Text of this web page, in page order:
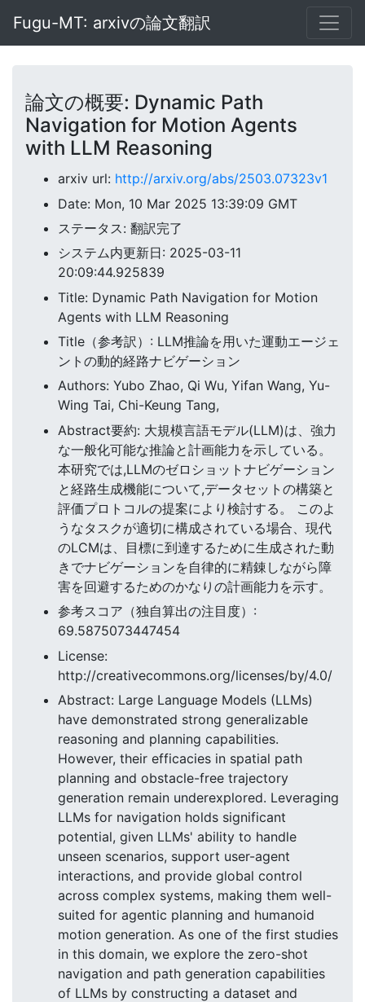
Fugu-MT: arxivの論文翻訳
論文の概要: Dynamic Path
Navigation for Motion Agents
with LLM Reasoning
arxiv url: http://arxiv.org/abs/2503.07323v1
Date: Mon, 10 Mar 2025 13:39:09 GMT
ステータス: 翻訳完了
システム内更新日: 2025-03-11
20:09:44.925839
Title: Dynamic Path Navigation for Motion
Agents with LLM Reasoning
Title（参考訳）: LLM推論を用いた運動エージェ
ントの動的経路ナビゲーション
Authors: Yubo Zhao, Qi Wu, Yifan Wang, Yu-
Wing Tai, Chi-Keung Tang,
Abstract要約: 大規模言語モデル(LLM)は、強力
な一般化可能な推論と計画能力を示している。
本研究では,LLMのゼロショットナビゲーション
と経路生成機能について,データセットの構築と
評価プロトコルの提案により検討する。 このよ
うなタスクが適切に構成されている場合、現代
のLCMは、目標に到達するために生成された動
きでナビゲーションを自律的に精錬しながら障
害を回避するためのかなりの計画能力を示す。
参考スコア（独自算出の注目度）:
69.5875073447454
License:
http://creativecommons.org/licenses/by/4.0/
Abstract: Large Language Models (LLMs)
have demonstrated strong generalizable
reasoning and planning capabilities.
However, their efficacies in spatial path
planning and obstacle-free trajectory
generation remain underexplored. Leveraging
LLMs for navigation holds significant
potential, given LLMs' ability to handle
unseen scenarios, support user-agent
interactions, and provide global control
across complex systems, making them well-
suited for agentic planning and humanoid
motion generation. As one of the first studies
in this domain, we explore the zero-shot
navigation and path generation capabilities
of LLMs by constructing a dataset and